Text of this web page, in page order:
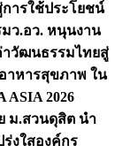
ารใช้ประโยชน์
มว.อว. หนุนงาน
วัฒนธรรมไทยสู่
าหารสุขภาพ ใน
ASIA 2026
ม.สวนดุสิต นำ
ร่งใสองค์กร